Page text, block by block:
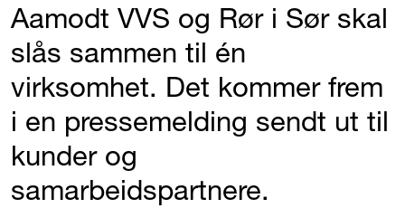
Aamodt VVS og Rør i Sør skal
slås sammen til én
virksomhet. Det kommer frem
i en pressemelding sendt ut til
kunder og
samarbeidspartnere.